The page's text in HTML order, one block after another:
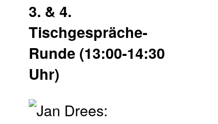
3. & 4.
Tischgespräche-
Runde (13:00-14:30
Uhr)